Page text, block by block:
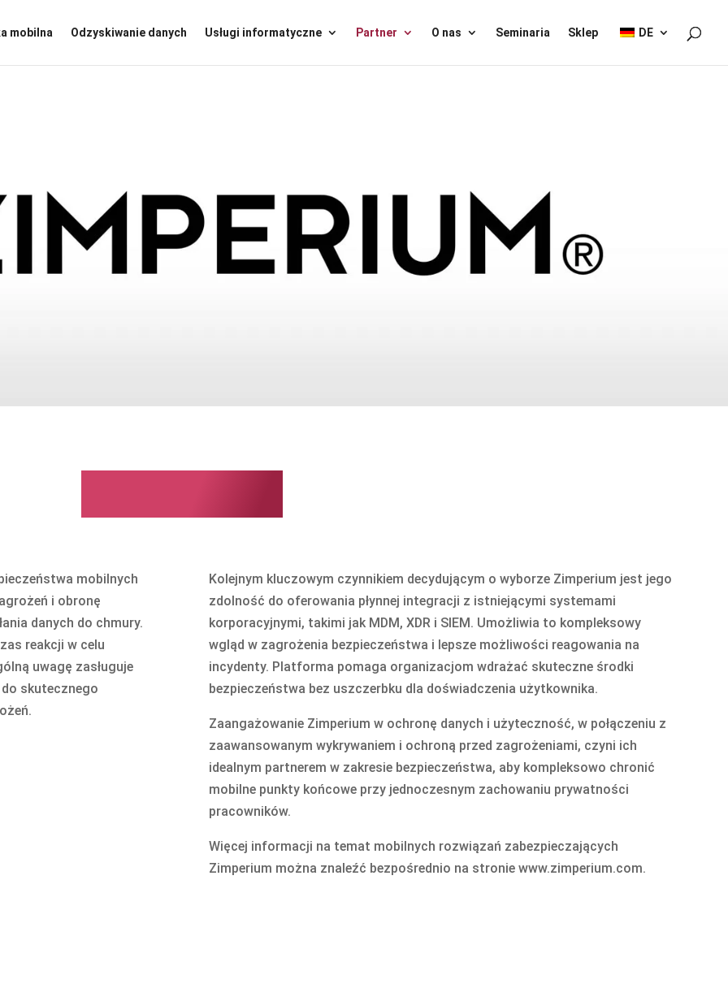
mobilna Odzyskiwanie danych Usługi informatyczne Partner O nas Seminaria Sklep DE
mobilnych
i obronę
danych do chmury.
reakcji w celu
uwagę zasługuje
skutecznego
Kolejnym kluczowym czynnikiem decydującym o wyborze Zimperium jest jego
zdolność do oferowania płynnej integracji z istniejącymi systemami
korporacyjnymi, takimi jak MDM, XDR i SIEM. Umożliwia to kompleksowy
wgląd w zagrożenia bezpieczeństwa i lepsze możliwości reagowania na
incydenty. Platforma pomaga organizacjom wdrażać skuteczne środki
bezpieczeństwa bez uszczerbku dla doświadczenia użytkownika.
Zaangażowanie Zimperium w ochronę danych i użyteczność, w połączeniu z
zaawansowanym wykrywaniem i ochroną przed zagrożeniami, czyni ich
idealnym partnerem w zakresie bezpieczeństwa, aby kompleksowo chronić
mobilne punkty końcowe przy jednoczesnym zachowaniu prywatności
pracowników.
Więcej informacji na temat mobilnych rozwiązań zabezpieczających
Zimperium można znaleźć bezpośrednio na stronie www.zimperium.com.